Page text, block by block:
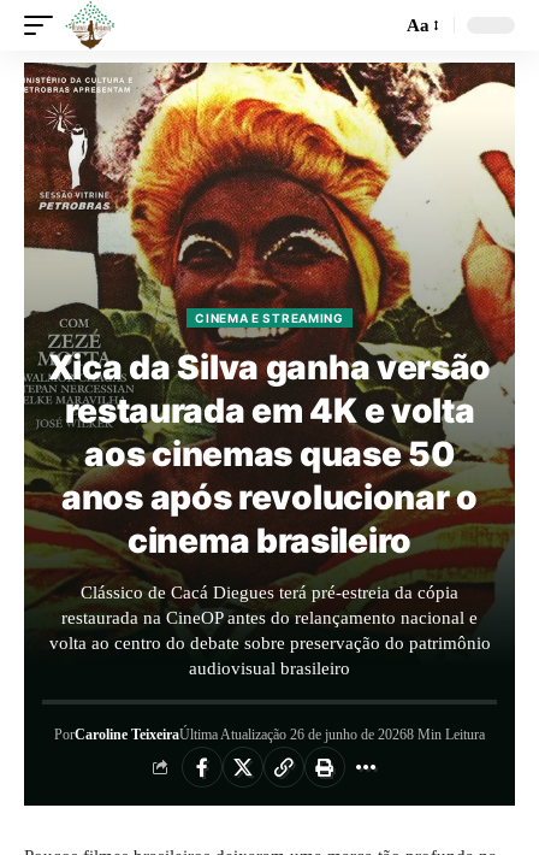
Aa
CINEMA E STREAMING
Xica da Silva ganha versão
restaurada em 4K e volta
aos cinemas quase 50
anos após revolucionar o
cinema brasileiro
Clássico de Cacá Diegues terá pré-estreia da cópia
restaurada na CineOP antes do relançamento nacional e
volta ao centro do debate sobre preservação do patrimônio
audiovisual brasileiro
PorCaroline TeixeiraÚltima Atualização 26 de junho de 20268 Min Leitura